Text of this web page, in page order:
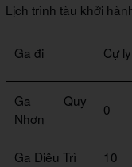
Lịch trình tàu khởi
Ga đi Cự
Ga Quy
Nhơn
0
Ga Diêu Trì 10